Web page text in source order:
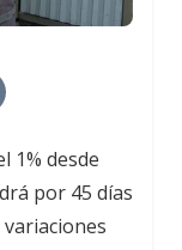
1% desde
por 45 días